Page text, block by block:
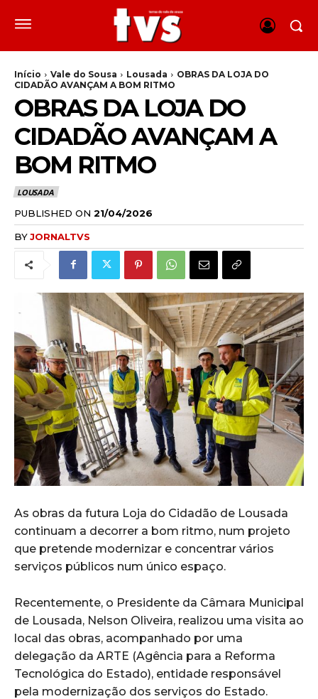
Início Vale do Sousa Lousada
OBRAS DA LOJA DO
CIDADÃO AVANÇAM A BOM RITMO
OBRAS DA LOJA DO
CIDADÃO AVANÇAM A
BOM RITMO
LOUSADA
PUBLISHED ON 21/04/2026
BYJORNALTVS
As obras da futura Loja do Cidadão de Lousada
continuam a decorrer a bom ritmo, num projeto
que pretende modernizar e concentrar vários
serviços públicos num único espaço.
Recentemente, o Presidente da Câmara Municipal
de Lousada, Nelson Oliveira, realizou uma visita ao
local das obras, acompanhado por uma
delegação da ARTE (Agência para a Reforma
Tecnológica do Estado), entidade responsável
pela modernização dos serviços do Estado.